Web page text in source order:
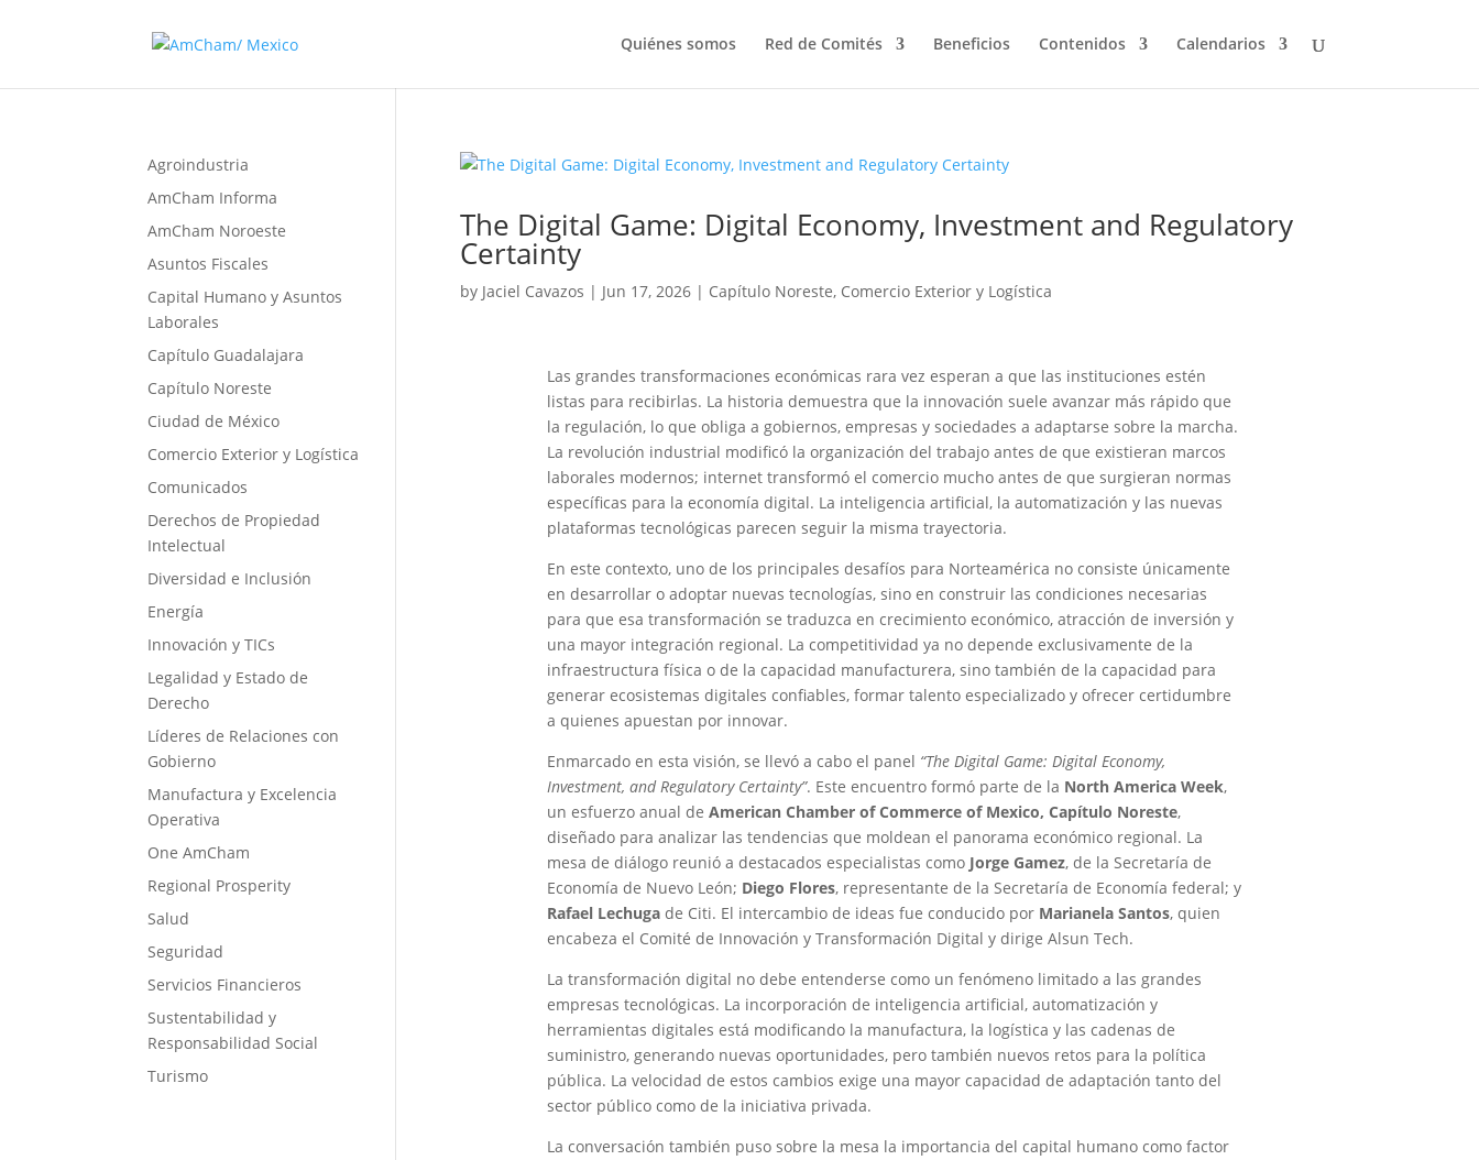
Quiénes somos Red de Comités Beneficios Contenidos Calendarios
The Digital Game: Digital Economy, Investment and Regulatory
Certainty
by Jaciel Cavazos | Jun 17, 2026| Capítulo Noreste, Comercio Exterior y Logística
Las grandes transformaciones económicas rara vez esperan a que las instituciones estén
listas para recibirlas. La historia demuestra que la innovación suele avanzar más rápido que
la regulación, lo que obliga a gobiernos, empresas y sociedades a adaptarse sobre la marcha.
La revolución industrial modificó la organización del trabajo antes de que existieran marcos
laborales modernos; internet transformó el comercio mucho antes de que surgieran normas
específicas para la economía digital. La inteligencia artificial, la automatización y las nuevas
plataformas tecnológicas parecen seguir la misma trayectoria.
En este contexto, uno de los principales desafíos para Norteamérica no consiste únicamente
en desarrollar o adoptar nuevas tecnologías, sino en construir las condiciones necesarias
para que esa transformación se traduzca en crecimiento económico, atracción de inversión y
una mayor integración regional. La competitividad ya no depende exclusivamente de la
infraestructura física o de la capacidad manufacturera, sino también de la capacidad para
generar ecosistemas digitales confiables, formar talento especializado y ofrecer certidumbre
a quienes apuestan por innovar.
Enmarcado en esta visión, se llevó a cabo el panel “The Digital Game: Digital Economy,
Investment, and Regulatory Certainty”. Este encuentro formó parte de la North America Week,
un esfuerzo anual deAmerican Chamber of Commerce of Mexico, Capítulo Noreste,
diseñado para analizar las tendencias que moldean el panorama económico regional. La
mesa de diálogo reunió a destacados especialistas como Jorge Gamez, de la Secretaría de
Economía de Nuevo León; Diego Flores, representante de la Secretaría de Economía federal; y
Rafael Lechuga de Citi. El intercambio de ideas fue conducido por Marianela Santos, quien
encabeza el Comité de Innovación y Transformación Digital y dirige Alsun Tech.
La transformación digital no debe entenderse como un fenómeno limitado a las grandes
empresas tecnológicas. La incorporación de inteligencia artificial, automatización y
herramientas digitales está modificando la manufactura, la logística y las cadenas de
suministro, generando nuevas oportunidades, pero también nuevos retos para la política
pública. La velocidad de estos cambios exige una mayor capacidad de adaptación tanto del
sector público como de la iniciativa privada.
La conversación también puso sobre la mesa la importancia del capital humano como factor
Agroindustria
AmCham Informa
AmCham Noroeste
Asuntos Fiscales
Capital Humano y Asuntos
Laborales
Capítulo Guadalajara
Capítulo Noreste
Ciudad de México
Comercio Exterior y Logística
Comunicados
Derechos de Propiedad
Intelectual
Diversidad e Inclusión
Energía
Innovación y TICs
Legalidad y Estado de
Derecho
Líderes de Relaciones con
Gobierno
Manufactura y Excelencia
Operativa
One AmCham
Regional Prosperity
Salud
Seguridad
Servicios Financieros
Sustentabilidad y
Responsabilidad Social
Turismo